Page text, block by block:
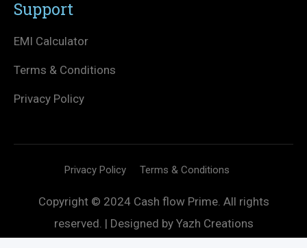
Support
EMI Calculator
Terms & Conditions
Privacy Policy
Copyright © 2024 Cash flow Prime. All rights
reserved. | Designed by Yazh Creations
Privacy Policy Terms & Conditions